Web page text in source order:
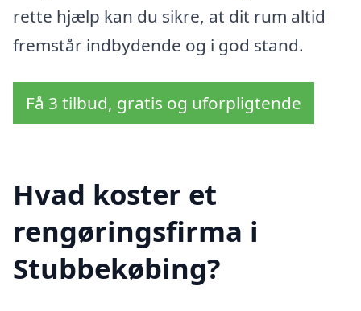
rette hjælp kan du sikre, at dit rum altid
fremstår indbydende og i god stand.
Få 3 tilbud, gratis og uforpligtende
Hvad koster et
rengøringsfirma i
Stubbekøbing?